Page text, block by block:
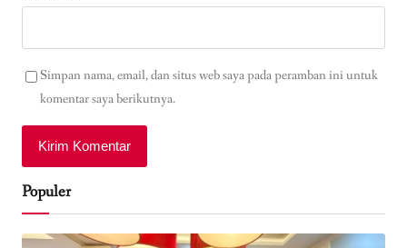
Simpan nama, email, dan situs web saya pada peramban ini untuk
komentar saya berikutnya.
Populer